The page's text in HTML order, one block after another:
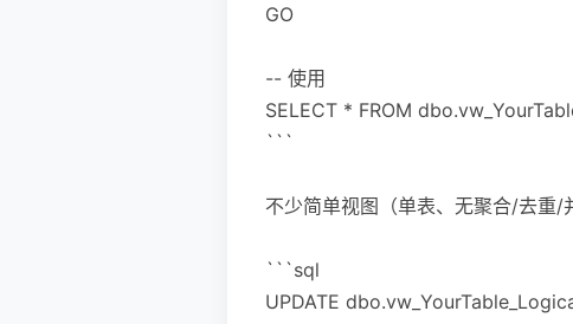
GO
-- 使用
SELECT * FROM
```
不少简单视图（单表、无聚合/去重/
```sql
UPDATE